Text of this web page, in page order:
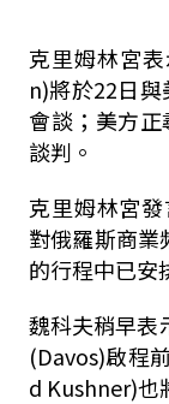
克里姆林宮
n)將於22日
會談；美方
談判。
克里姆林宮
對俄羅斯商業
的行程中已安
魏科夫稍早表
(Davos)啟程
d Kushner)也